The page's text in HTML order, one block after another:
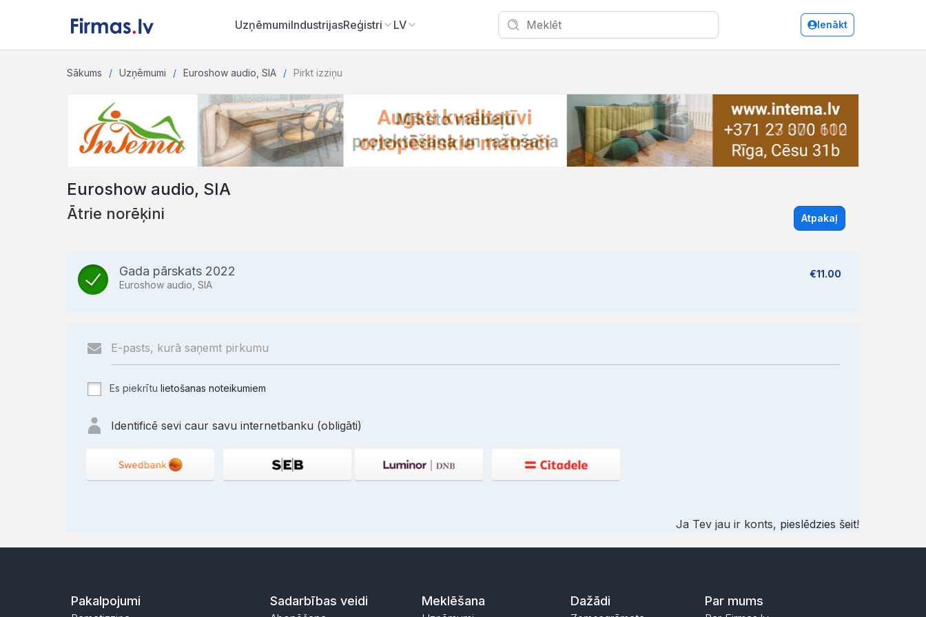
UzņēmumiIndustrijasReģistri LV Ienākt
Sākums Uzņēmumi Euroshow audio, SIA Pirkt izziņu
Euroshow audio, SIA
Ātrie norēķini Atpakaļ
Gada pārskats 2022
Euroshow audio, SIA
€11.00
Es piekrītu lietošanas noteikumiem
Identificē sevi caur savu internetbanku (obligāti)
Ja Tev jau ir konts, pieslēdzies šeit!
Pakalpojumi Sadarbības veidi Meklēšana Dažādi Par mums